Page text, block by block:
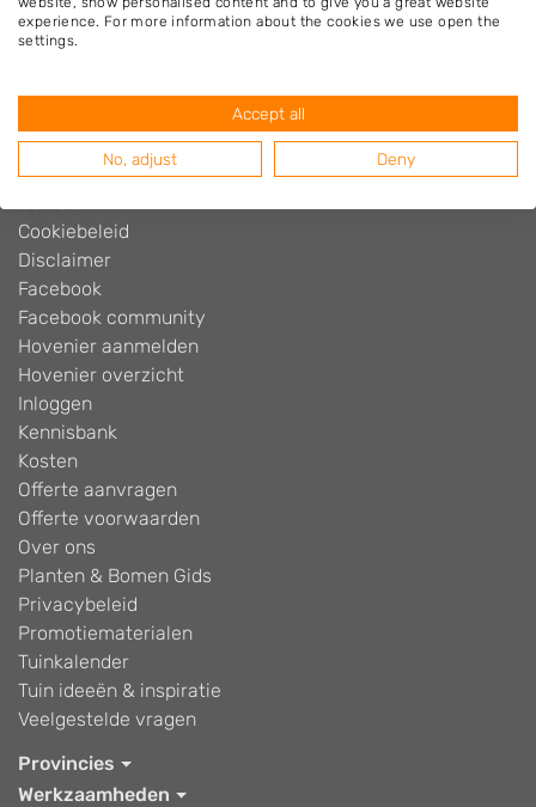
Hovenier.nl
Beoordelingen widget
Blog
Cookiebeleid
Disclaimer
Facebook
Facebook community
Hovenier aanmelden
Hovenier overzicht
Inloggen
Kennisbank
Kosten
Offerte aanvragen
Offerte voorwaarden
Over ons
Planten & Bomen Gids
Privacybeleid
Promotiematerialen
Tuinkalender
Tuin ideeën & inspiratie
Veelgestelde vragen
Provincies
Werkzaamheden
experience. For more information about the cookies we use open the
settings.
Accept all
No, adjust Deny